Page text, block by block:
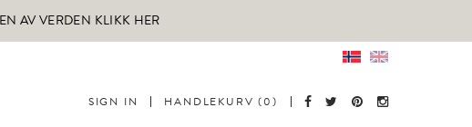
AV VERDEN KLIKK HER
SIGN IN HANDLEKURV (0)